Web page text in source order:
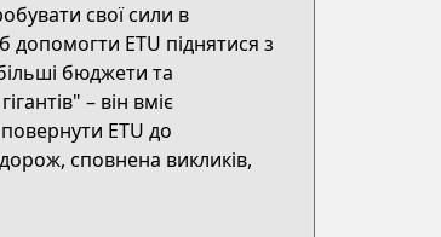
свої сили в
допомогти ETU піднятися з
бюджети та
– він вміє
ETU до
сповнена викликів,